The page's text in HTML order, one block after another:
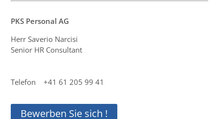
PKS Personal AG
Herr Saverio Narcisi
Senior HR Consultant
Telefon +41 61 205 99 41
Bewerben Sie sich !